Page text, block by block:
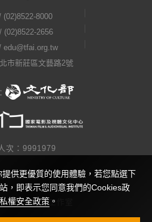
(02)8522-8000
(02)8522-2656
edu@tfai.org.tw
市新莊區文藝路2號
次：9991979
私權公告
瓜口瓜設計工作室
供更優質的使用體驗，若您點選下
，即表示您同意我們的Cookies政
權安全政策 。